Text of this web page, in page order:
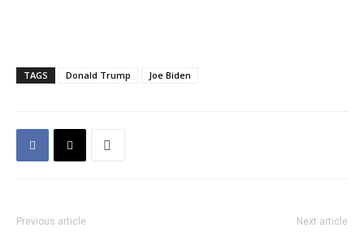
TAGS Donald Trump Joe Biden
Previous article Next article